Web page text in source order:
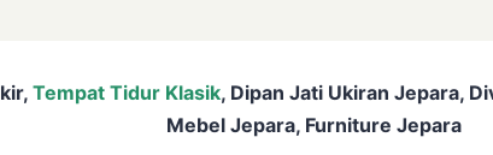
Tempat Tidur Klasik, Dipan Jati Ukiran Jepara,
Mebel Jepara, Furniture Jepara